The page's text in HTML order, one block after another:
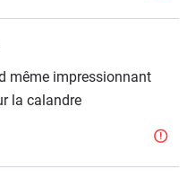
même impressionnant
la calandre